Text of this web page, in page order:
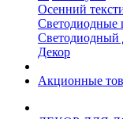
Осенний
Светодиодные
Светодиодный
Декор
Акционные